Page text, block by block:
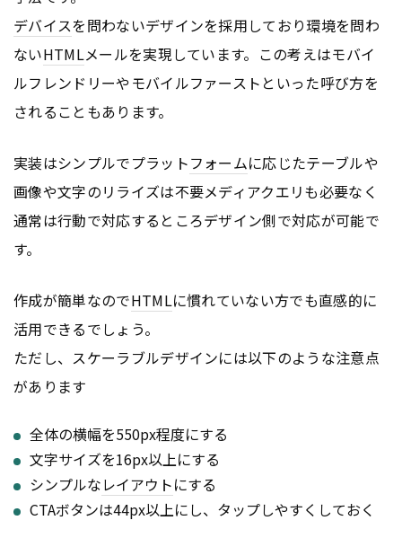
デバイスを問わないデザインを採用しており環境を問わ
ないHTMLメールを実現しています。この考えはモバイ
ルフレンドリーやモバイルファーストといった呼び方を
されることもあります。
実装はシンプルでプラットフォームに応じたテーブルや
画像や文字のリライズは不要メディアクエリも必要なく
通常は行動で対応するところデザイン側で対応が可能で
す。
作成が簡単なのでHTMLに慣れていない方でも直感的に
活用できるでしょう。
ただし、スケーラブルデザインには以下のような注意点
があります
全体の横幅を550px程度にする
文字サイズを16px以上にする
シンプルなレイアウトにする
CTAボタンは44px以上にし、タップしやすくしておく